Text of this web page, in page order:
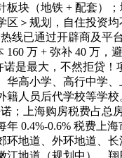
板块（地铁 + 配套）；
区＞规划，自住投资
线已通过开辟商及平
160 万 + 弥补 40 万，
诺是最大，不然拒贷！
华高小学、高行中学
籍人员后代学校等学
；上海购房税费占总
年 0.4%-0.6% 税费上
环地道、外环地道、